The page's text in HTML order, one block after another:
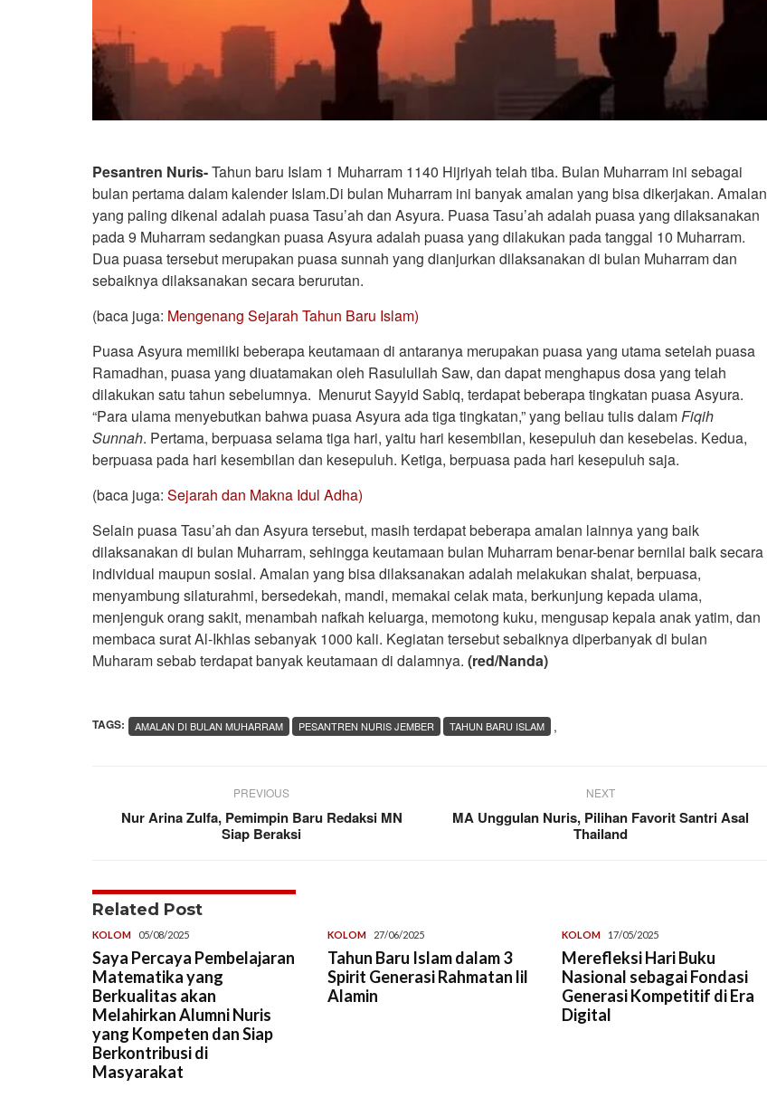
Pesantren Nuris-Tahun baru Islam 1 Muharram 1140 Hijriyah telah tiba. Bulan Muharram ini sebagai
bulan pertama dalam kalender Islam.Di bulan Muharram ini banyak amalan yang bisa dikerjakan. Amalan
yang paling dikenal adalah puasa Tasu’ah dan Asyura. Puasa Tasu’ah adalah puasa yang dilaksanakan
pada 9 Muharram sedangkan puasa Asyura adalah puasa yang dilakukan pada tanggal 10 Muharram.
Dua puasa tersebut merupakan puasa sunnah yang dianjurkan dilaksanakan di bulan Muharram dan
sebaiknya dilaksanakan secara berurutan.
(baca juga: Mengenang Sejarah Tahun Baru Islam)
Puasa Asyura memiliki beberapa keutamaan di antaranya merupakan puasa yang utama setelah puasa
Ramadhan, puasa yang diuatamakan oleh Rasulullah Saw, dan dapat menghapus dosa yang telah
dilakukan satu tahun sebelumnya. Menurut Sayyid Sabiq, terdapat beberapa tingkatan puasa Asyura.
“Para ulama menyebutkan bahwa puasa Asyura ada tiga tingkatan,” yang beliau tulis dalamFiqih
Sunnah. Pertama, berpuasa selama tiga hari, yaitu hari kesembilan, kesepuluh dan kesebelas. Kedua,
berpuasa pada hari kesembilan dan kesepuluh. Ketiga, berpuasa pada hari kesepuluh saja.
(baca juga: Sejarah dan Makna Idul Adha)
Selain puasa Tasu’ah dan Asyura tersebut, masih terdapat beberapa amalan lainnya yang baik
dilaksanakan di bulan Muharram, sehingga keutamaan bulan Muharram benar-benar bernilai baik secara
individual maupun sosial. Amalan yang bisa dilaksanakan adalah melakukan shalat, berpuasa,
menyambung silaturahmi, bersedekah, mandi, memakai celak mata, berkunjung kepada ulama,
menjenguk orang sakit, menambah nafkah keluarga, memotong kuku, mengusap kepala anak yatim, dan
membaca surat Al-Ikhlas sebanyak 1000 kali. Kegiatan tersebut sebaiknya diperbanyak di bulan
Muharam sebab terdapat banyak keutamaan di dalamnya. (red/Nanda)
TAGS: ,
AMALAN DI BULAN MUHARRAM PESANTREN NURIS JEMBER TAHUN BARU ISLAM
PREVIOUS
Nur Arina Zulfa, Pemimpin Baru Redaksi MN
Siap Beraksi
NEXT
MA Unggulan Nuris, Pilihan Favorit Santri Asal
Thailand
Related Post
KOLOM 05/08/2025
Saya Percaya Pembelajaran
Matematika yang
Berkualitas akan
Melahirkan Alumni Nuris
yang Kompeten dan Siap
Berkontribusi di
Masyarakat
KOLOM 27/06/2025
Tahun Baru Islam dalam 3
Spirit Generasi Rahmatan lil
Alamin
KOLOM 17/05/2025
Merefleksi Hari Buku
Nasional sebagai Fondasi
Generasi Kompetitif di Era
Digital